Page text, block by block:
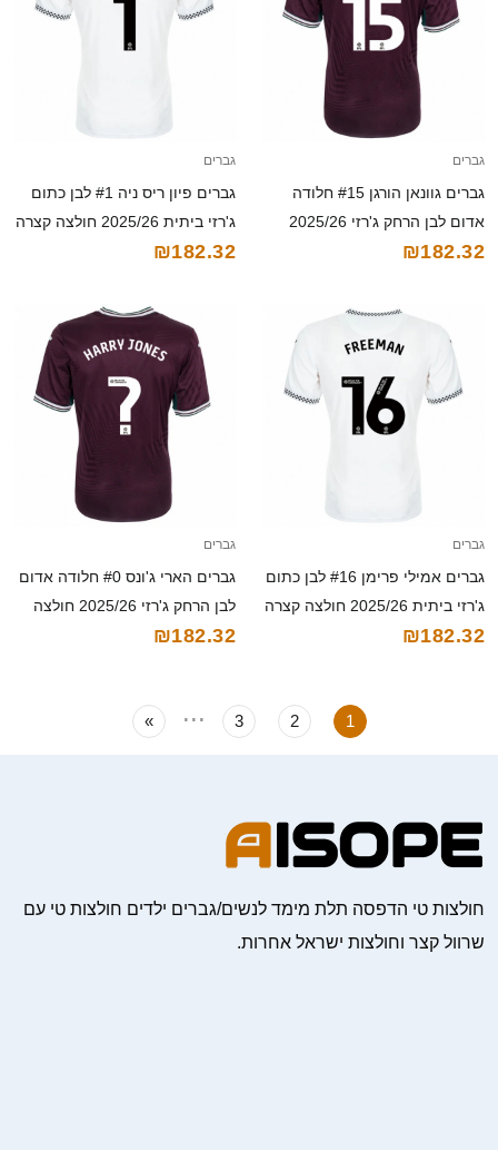
גברים
גברים גוונאן הורגן #15 חלודה
אדום לבן הרחק ג'רזי 2025/26
חולצה קצרה
₪182.32
גברים
גברים פיון ריס ניה #1 לבן כתום
ג'רזי ביתית 2025/26 חולצה קצרה
₪182.32
גברים
גברים אמילי פרימן #16 לבן כתום
ג'רזי ביתית 2025/26 חולצה קצרה
₪182.32
גברים
גברים הארי ג'ונס #0 חלודה אדום
לבן הרחק ג'רזי 2025/26 חולצה
קצרה
₪182.32
1
2
3
...
»
חולצות טי הדפסה תלת מימד לנשים/גברים ילדים חולצות טי עם
שרוול קצר וחולצות ישראל אחרות.